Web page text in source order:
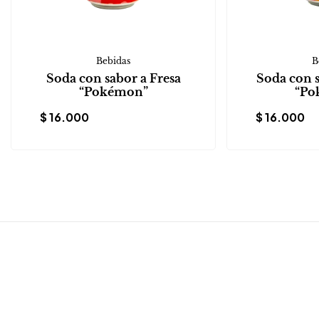
Bebidas
Soda con sabor a Fresa
“Pokémon”
$16.000
Soda con
$16.000